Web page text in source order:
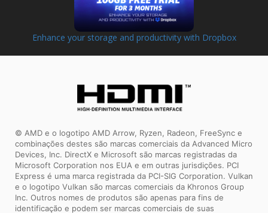
Enhance your storage and productivity with Dropbox
© AMD e o logotipo AMD Arrow, Ryzen, Radeon, FreeSync e
combinações destes são marcas comerciais da Advanced Micro
Devices, Inc. DirectX e Microsoft são marcas registradas da
Microsoft Corporation nos EUA e em outras jurisdições. PCI
Express é uma marca registrada da PCI-SIG Corporation. Vulkan
e o logotipo Vulkan são marcas comerciais da Khronos Group
Inc. Outros nomes de produtos são apenas para fins de
identificação e podem ser marcas comerciais de suas